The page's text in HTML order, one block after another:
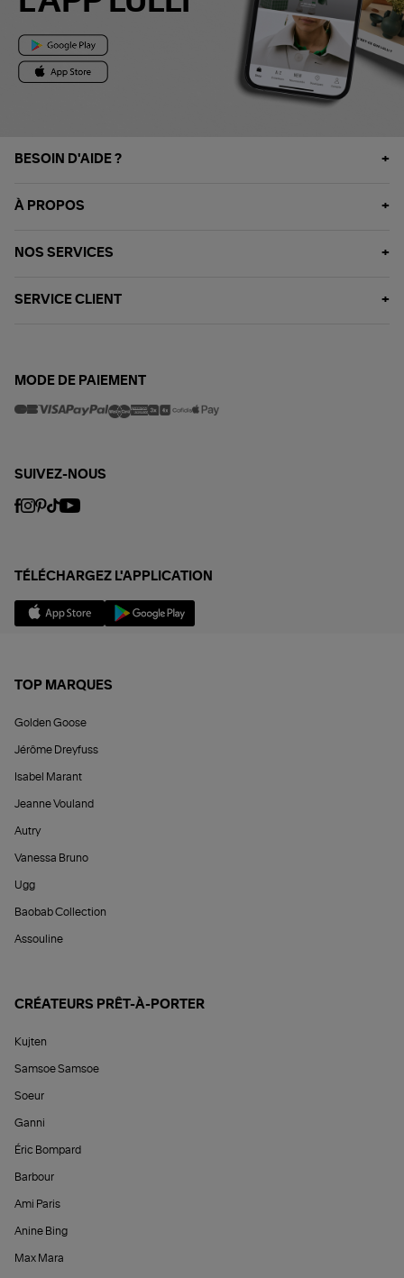
BESOIN D'AIDE ?
À PROPOS
NOS SERVICES
SERVICE CLIENT
MODE DE PAIEMENT
SUIVEZ-NOUS
TÉLÉCHARGEZ L'APPLICATION
TOP MARQUES
Golden Goose
Jérôme Dreyfuss
Isabel Marant
Jeanne Vouland
Autry
Vanessa Bruno
Ugg
Baobab Collection
Assouline
CRÉATEURS PRÊT-À-PORTER
Kujten
Samsoe Samsoe
Soeur
Ganni
Éric Bompard
Barbour
Ami Paris
Anine Bing
Max Mara